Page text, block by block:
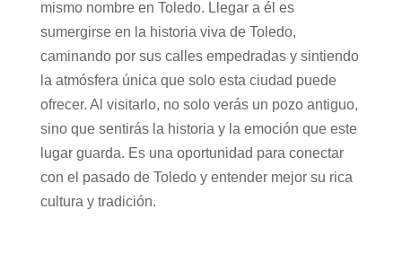
mismo nombre en Toledo. Llegar a él es
sumergirse en la historia viva de Toledo,
caminando por sus calles empedradas y sintiendo
la atmósfera única que solo esta ciudad puede
ofrecer. Al visitarlo, no solo verás un pozo antiguo,
sino que sentirás la historia y la emoción que este
lugar guarda. Es una oportunidad para conectar
con el pasado de Toledo y entender mejor su rica
cultura y tradición.